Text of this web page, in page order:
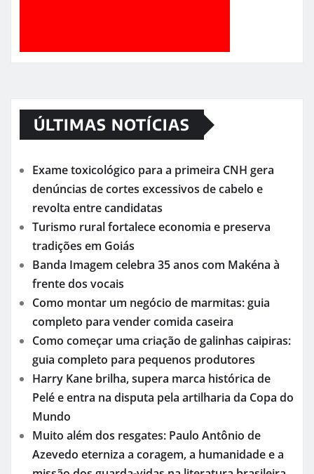
ÚLTIMAS NOTÍCIAS
Exame toxicológico para a primeira CNH gera
denúncias de cortes excessivos de cabelo e
revolta entre candidatas
Turismo rural fortalece economia e preserva